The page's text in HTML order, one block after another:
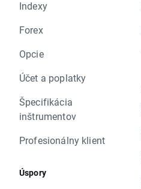
Indexy
Forex
Opcie
Účet a poplatky
Špecifikácia
inštrumentov
Profesionálny klient
Úspory